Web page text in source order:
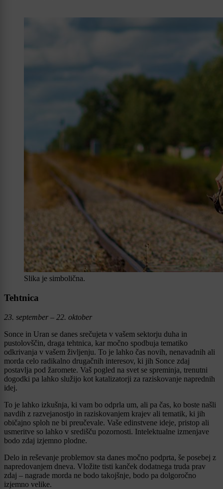
Slika je simbolična.
Tehtnica
23. september – 22. oktober
Sonce in Uran se danes srečujeta v vašem sektorju duha in
pustolovščin, draga tehtnica, kar močno spodbuja tematiko
odkrivanja v vašem življenju. To je lahko čas novih, nenavadnih ali
morda celo radikalno drugačnih interesov, ki jih Sonce zdaj
postavlja pod žaromete. Vaš pogled na svet se spreminja, trenutni
dogodki pa lahko služijo kot katalizatorji za raziskovanje naprednih
idej.
To je lahko izkušnja, ki vam bo odprla um, ali pa čas, ko boste našli
navdih z razvejanostjo in raziskovanjem krajev ali tematik, ki jih
običajno sploh ne bi preučevale. Vaše edinstvene ideje, pristop ali
usmeritve so lahko v središču pozornosti. Intelektualne izmenjave
bodo zdaj izjemno plodne.
Delo in reševanje problemov sta danes močno podprta, še posebej z
napredovanjem dneva. Vložite tisti kanček dodatnega truda prav
zdaj – nagrade morda ne bodo takojšnje, bodo pa dolgoročno
izjemno velike.